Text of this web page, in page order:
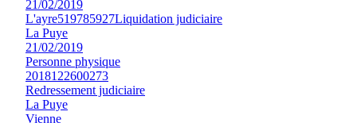
21/02/2019
L'ayre519785927Liquidation judiciaire
La Puye
21/02/2019
Personne physique
2018122600273
Redressement judiciaire
La Puye
Vienne